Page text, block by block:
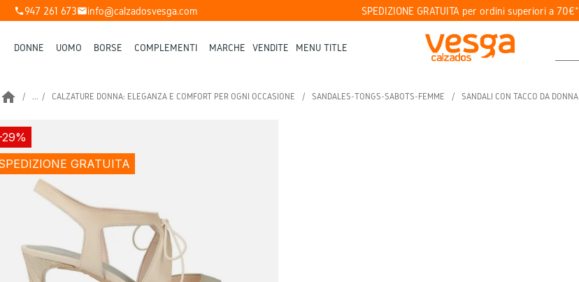
phone947 261 673mailinfo@calzadosvesga.com SPEDIZIONE GRATUITA per ordini superiori a 70€*
DONNE UOMO BORSE COMPLEMENTI MARCHE VENDITE MENU TITLE
home ... CALZATURE DONNA: ELEGANZA E COMFORT PER OGNI OCCASIONE SANDALES-TONGS-SABOTS-FEMME SANDALI CON TACCO DA DONNA
GRATUITA